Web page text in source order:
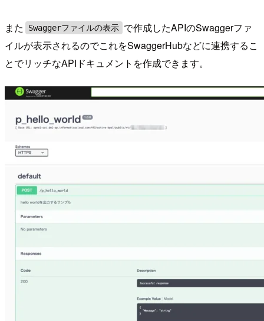
また Swaggerファイルの表示 で作成したAPIのSwaggerファ
イルが表示されるのでこれをSwaggerHubなどに連携するこ
とでリッチなAPIドキュメントを作成できます。